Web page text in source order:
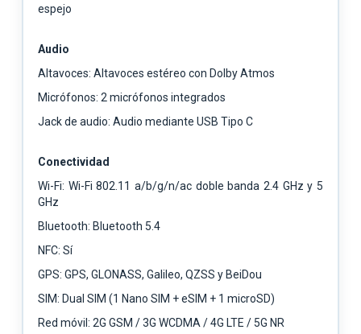
espejo
Audio
Altavoces: Altavoces estéreo con Dolby Atmos
Micrófonos: 2 micrófonos integrados
Jack de audio: Audio mediante USB Tipo C
Conectividad
Wi-Fi: Wi-Fi 802.11 a/b/g/n/ac doble banda 2.4 GHz y 5
GHz
Bluetooth: Bluetooth 5.4
NFC: Sí
GPS: GPS, GLONASS, Galileo, QZSS y BeiDou
SIM: Dual SIM (1 Nano SIM + eSIM + 1 microSD)
Red móvil: 2G GSM / 3G WCDMA / 4G LTE / 5G NR